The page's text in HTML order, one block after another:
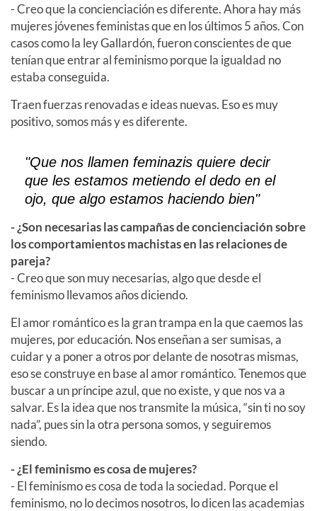
- Creo que la concienciación es diferente. Ahora hay más
mujeres jóvenes feministas que en los últimos 5 años. Con
casos como la ley Gallardón, fueron conscientes de que
tenían que entrar al feminismo porque la igualdad no
estaba conseguida.
Traen fuerzas renovadas e ideas nuevas. Eso es muy
positivo, somos más y es diferente.
"Que nos llamen feminazis quiere decir
que les estamos metiendo el dedo en el
ojo, que algo estamos haciendo bien"
- ¿Son necesarias las campañas de concienciación sobre
los comportamientos machistas en las relaciones de
pareja?
- Creo que son muy necesarias, algo que desde el
feminismo llevamos años diciendo.
El amor romántico es la gran trampa en la que caemos las
mujeres, por educación. Nos enseñan a ser sumisas, a
cuidar y a poner a otros por delante de nosotras mismas,
eso se construye en base al amor romántico. Tenemos que
buscar a un príncipe azul, que no existe, y que nos va a
salvar. Es la idea que nos transmite la música, “sin ti no soy
nada”, pues sin la otra persona somos, y seguiremos
siendo.
- ¿El feminismo es cosa de mujeres?
- El feminismo es cosa de toda la sociedad. Porque el
feminismo, no lo decimos nosotros, lo dicen las academias